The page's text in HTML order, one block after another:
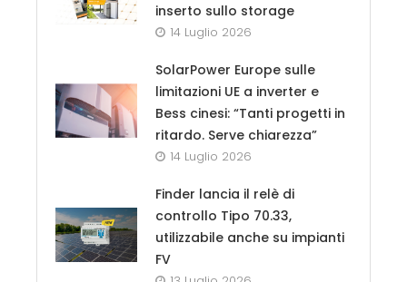
inserto sullo storage
14 Luglio 2026
SolarPower Europe sulle
limitazioni UE a inverter e
Bess cinesi: “Tanti progetti in
ritardo. Serve chiarezza”
14 Luglio 2026
Finder lancia il relè di
controllo Tipo 70.33,
utilizzabile anche su impianti
FV